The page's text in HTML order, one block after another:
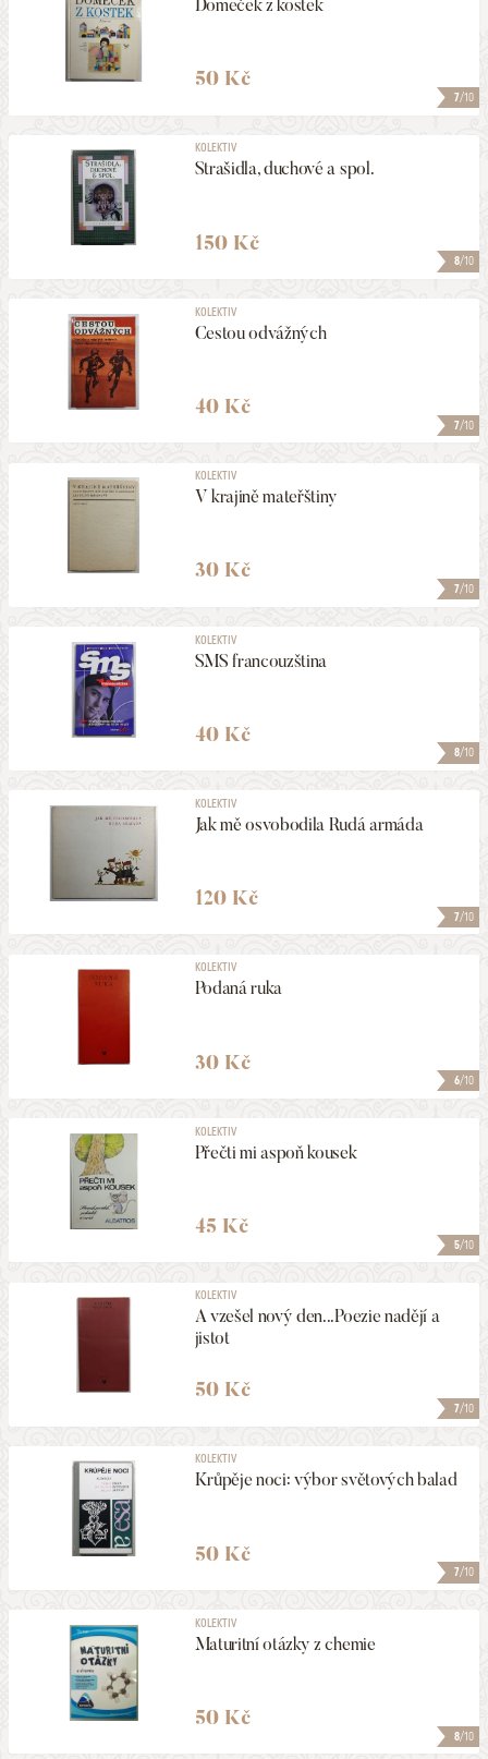
7/10
Domeček z kostek
50 Kč
8/10
KOLEKTIV
Strašidla, duchové a spol.
150 Kč
7/10
KOLEKTIV
Cestou odvážných
40 Kč
7/10
KOLEKTIV
V krajině mateřštiny
30 Kč
8/10
KOLEKTIV
SMS francouzština
40 Kč
7/10
KOLEKTIV
Jak mě osvobodila Rudá armáda
120 Kč
6/10
KOLEKTIV
Podaná ruka
30 Kč
5/10
KOLEKTIV
Přečti mi aspoň kousek
45 Kč
7/10
KOLEKTIV
A vzešel nový den...Poezie nadějí a
jistot
50 Kč
7/10
KOLEKTIV
Krůpěje noci: výbor světových balad
50 Kč
8/10
KOLEKTIV
Maturitní otázky z chemie
50 Kč